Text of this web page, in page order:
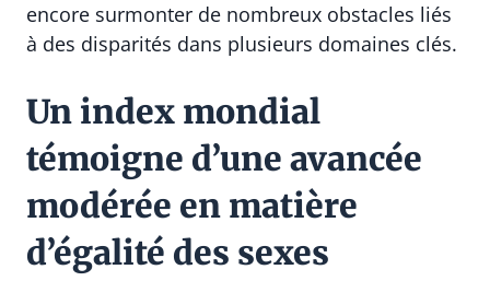
encore surmonter de nombreux obstacles liés
à des disparités dans plusieurs domaines clés.
Un index mondial
témoigne d’une avancée
modérée en matière
d’égalité des sexes